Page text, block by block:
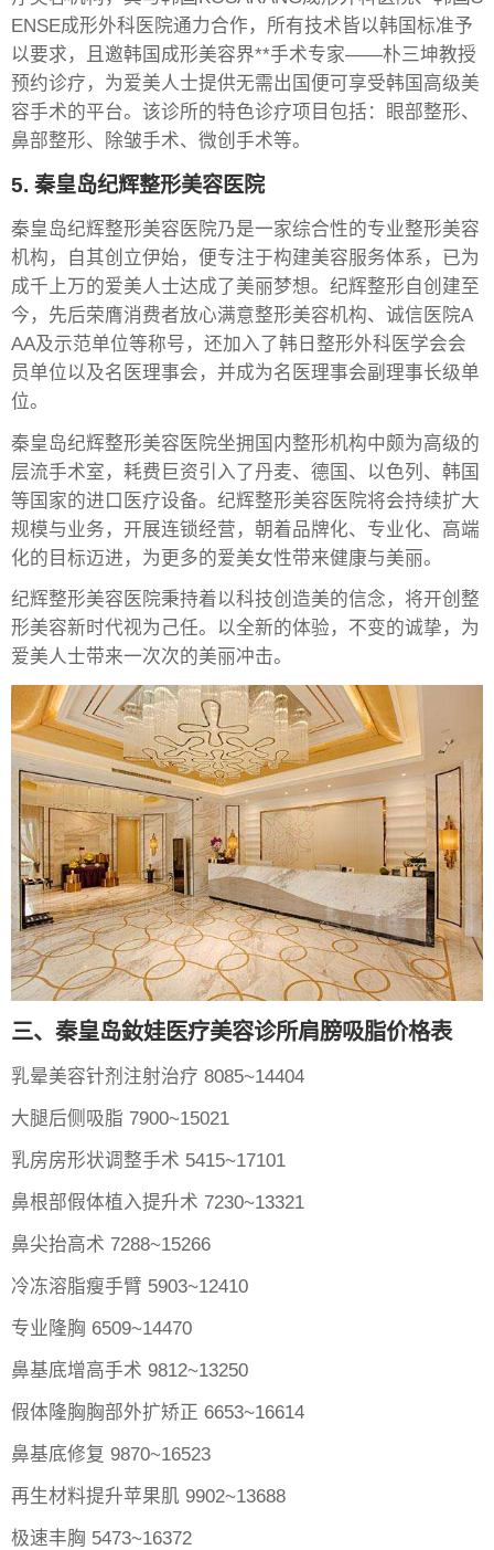
ENSE成形外科医院通力合作，所有技术皆以韩国标准予
以要求，且邀韩国成形美容界**手术专家——朴三坤教授
预约诊疗，为爱美人士提供无需出国便可享受韩国高级美
容手术的平台。该诊所的特色诊疗项目包括：眼部整形、
鼻部整形、除皱手术、微创手术等。
5. 秦皇岛纪辉整形美容医院
秦皇岛纪辉整形美容医院乃是一家综合性的专业整形美容
机构，自其创立伊始，便专注于构建美容服务体系，已为
成千上万的爱美人士达成了美丽梦想。纪辉整形自创建至
今，先后荣膺消费者放心满意整形美容机构、诚信医院A
AA及示范单位等称号，还加入了韩日整形外科医学会会
员单位以及名医理事会，并成为名医理事会副理事长级单
位。
秦皇岛纪辉整形美容医院坐拥国内整形机构中颇为高级的
层流手术室，耗费巨资引入了丹麦、德国、以色列、韩国
等国家的进口医疗设备。纪辉整形美容医院将会持续扩大
规模与业务，开展连锁经营，朝着品牌化、专业化、高端
化的目标迈进，为更多的爱美女性带来健康与美丽。
纪辉整形美容医院秉持着以科技创造美的信念，将开创整
形美容新时代视为己任。以全新的体验，不变的诚挚，为
爱美人士带来一次次的美丽冲击。
三、秦皇岛釹娃医疗美容诊所肩膀吸脂价格表
乳晕美容针剂注射治疗 8085~14404
大腿后侧吸脂 7900~15021
乳房房形状调整手术 5415~17101
鼻根部假体植入提升术 7230~13321
鼻尖抬高术 7288~15266
冷冻溶脂瘦手臂 5903~12410
专业隆胸 6509~14470
鼻基底增高手术 9812~13250
假体隆胸胸部外扩矫正 6653~16614
鼻基底修复 9870~16523
再生材料提升苹果肌 9902~13688
极速丰胸 5473~16372